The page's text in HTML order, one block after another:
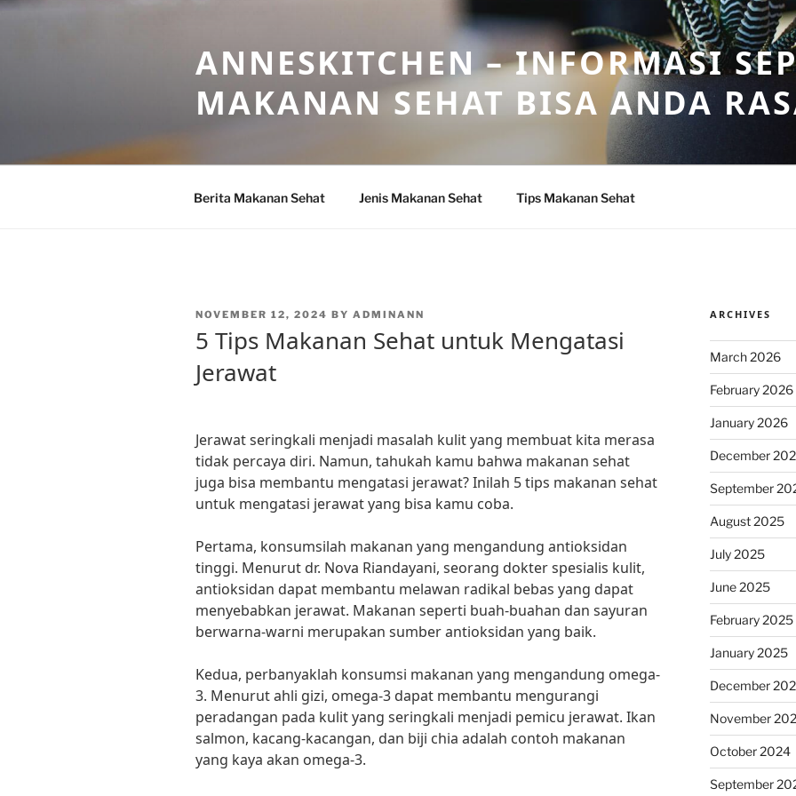
Skip
ANNESKITCHEN – INFORMASI
MAKANAN SEHAT BISA ANDA
Berita Makanan Sehat Jenis Makanan Sehat Tips Makanan Sehat
POSTED
NOVEMBER 12, 2024 BY ADMINANN
5 Tips Makanan Sehat untuk Mengatasi
Jerawat
Jerawat seringkali menjadi masalah kulit yang membuat kita merasa
tidak percaya diri. Namun, tahukah kamu bahwa makanan sehat
juga bisa membantu mengatasi jerawat? Inilah 5 tips makanan sehat
untuk mengatasi jerawat yang bisa kamu coba.
Pertama, konsumsilah makanan yang mengandung antioksidan
tinggi. Menurut dr. Nova Riandayani, seorang dokter spesialis kulit,
antioksidan dapat membantu melawan radikal bebas yang dapat
menyebabkan jerawat. Makanan seperti buah-buahan dan sayuran
berwarna-warni merupakan sumber antioksidan yang baik.
Kedua, perbanyaklah konsumsi makanan yang mengandung omega-
3. Menurut ahli gizi, omega-3 dapat membantu mengurangi
peradangan pada kulit yang seringkali menjadi pemicu jerawat. Ikan
salmon, kacang-kacangan, dan biji chia adalah contoh makanan
yang kaya akan omega-3.
ARCHIVES
March 2026
February 2026
January 2026
December
September
August 2025
July 2025
June 2025
February 2025
January 2025
December
November
October 2024
September